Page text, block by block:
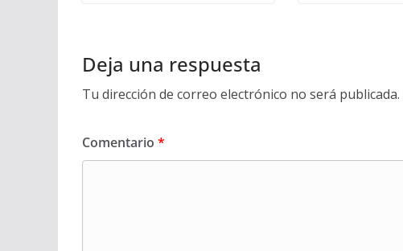
Deja una respuesta
Tu dirección de correo electrónico no será publicada.
Comentario *